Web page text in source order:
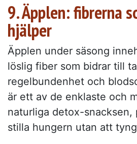
9. Äpplen: fibrerna
hjälper
Äpplen under säsong
löslig fiber som bidrar till
regelbundenhet och
är ett av de enklaste och
naturliga detox-
stilla hungern utan att